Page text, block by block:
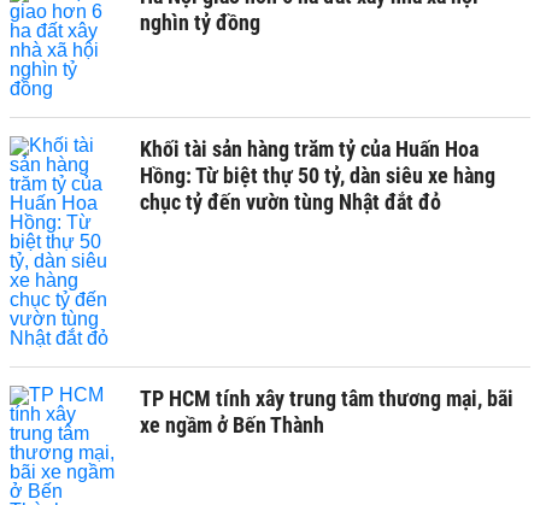
nghìn tỷ đồng
Khối tài sản hàng trăm tỷ của Huấn Hoa
Hồng: Từ biệt thự 50 tỷ, dàn siêu xe hàng
chục tỷ đến vườn tùng Nhật đắt đỏ
TP HCM tính xây trung tâm thương mại, bãi
xe ngầm ở Bến Thành